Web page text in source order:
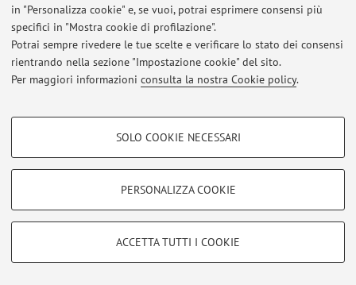
in "Personalizza cookie" e, se vuoi, potrai esprimere consensi più
specifici in "Mostra cookie di profilazione".
Potrai sempre rivedere le tue scelte e verificare lo stato dei consensi
rientrando nella sezione "Impostazione cookie" del sito.
Per maggiori informazioni consulta la nostra Cookie policy.
COOKIE DI PROFILAZIONE - FACOLTATIVI
COOKIE TECNICI - NECESSARI
Si tratta di cookie tecnici utilizzati, a titolo esemplificativo, per il corretto
SOLO COOKIE NECESSARI
PERSONALIZZA COOKIE
ACCETTA TUTTI I COOKIE
Al momento non sono presenti avvisi.
Area riservata
per gestire tutti i contenuti del sito.
© 2026 - ALMA MATER STUDIORUM - Università di Bologna - Via
Privacy|Note legali|Impostazioni Cookie